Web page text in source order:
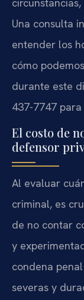
Una consulta
entender los
cómo
durante este
437-7747
El costo de
defensor
Al evaluar
criminal, es
de no contar
y
condena
severas y